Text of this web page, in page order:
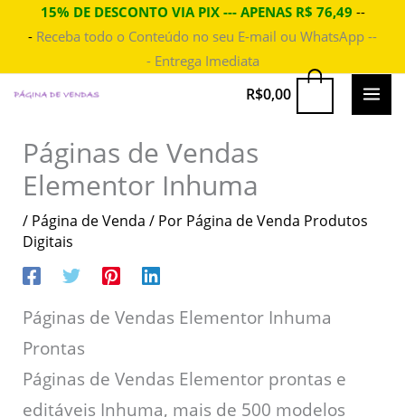
para
conteúdo
15% DE DESCONTO VIA PIX --- APENAS R$ 76,49 --
- Receba todo o Conteúdo no seu E-mail ou WhatsApp --
- Entrega Imediata
R$0,00
Páginas de Vendas
Elementor Inhuma
/ Página de Venda / Por Página de Venda Produtos
Digitais
Páginas de Vendas Elementor Inhuma
Prontas
Páginas de Vendas Elementor prontas e
editáveis Inhuma, mais de 500 modelos